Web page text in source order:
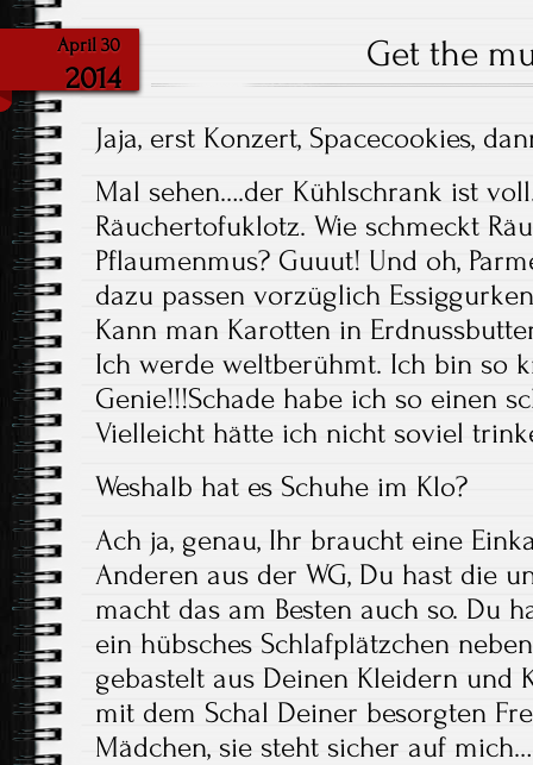
April 30
2014
Get the
Jaja, erst Konzert, Spacecookies,
Mal sehen….der Kühlschrank ist
Räuchertofuklotz. Wie schmeckt
Pflaumenmus? Guuut! Und oh,
dazu passen vorzüglich
Kann man Karotten in
Ich werde weltberühmt. Ich bin so
Genie!!!Schade habe ich so einen
Vielleicht hätte ich nicht soviel
Weshalb hat es Schuhe im Klo?
Ach ja, genau, Ihr braucht eine
Anderen aus der WG, Du hast die
macht das am Besten auch so. Du
ein hübsches Schlafplätzchen
gebastelt aus Deinen Kleidern und
mit dem Schal Deiner besorgten
Mädchen, sie steht sicher auf mich…